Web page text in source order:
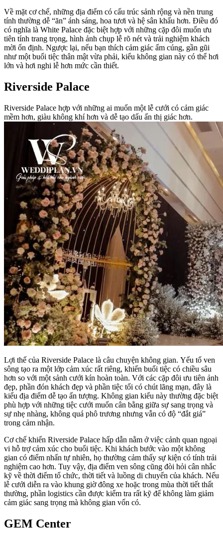
Về mặt cơ chế, những địa điểm có cấu trúc sảnh rộng và nền trung
tính thường dễ “ăn” ánh sáng, hoa tươi và hệ sân khấu hơn. Điều đó
có nghĩa là White Palace đặc biệt hợp với những cặp đôi muốn ưu
tiên tính trang trọng, hình ảnh chụp lễ rõ nét và trải nghiệm khách
mời ổn định. Ngược lại, nếu bạn thích cảm giác ấm cúng, gần gũi
như một buổi tiệc thân mật vừa phải, kiểu không gian này có thể hơi
lớn và hơi nghi lễ hơn mức cần thiết.
Riverside Palace
Riverside Palace hợp với những ai muốn một lễ cưới có cảm giác
mềm hơn, giàu không khí hơn và dễ tạo dấu ấn thị giác hơn.
Lợi thế của Riverside Palace là câu chuyện không gian. Yếu tố ven
sông tạo ra một lớp cảm xúc rất riêng, khiến buổi tiệc có chiều sâu
hơn so với một sảnh cưới kín hoàn toàn. Với các cặp đôi ưu tiên ảnh
đẹp, phần đón khách đẹp và phần tiệc tối có chút lãng mạn, đây là
kiểu địa điểm dễ tạo ấn tượng. Không gian kiểu này thường đặc biệt
phù hợp với những tiệc cưới muốn cân bằng giữa sự sang trọng và
sự nhẹ nhàng, không quá phô trương nhưng vẫn có độ “đắt giá”
trong cảm nhận.
Cơ chế khiến Riverside Palace hấp dẫn nằm ở việc cảnh quan ngoại
vi hỗ trợ cảm xúc cho buổi tiệc. Khi khách bước vào một không
gian có điểm nhấn tự nhiên, họ thường cảm thấy sự kiện có tính trải
nghiệm cao hơn. Tuy vậy, địa điểm ven sông cũng đòi hỏi cân nhắc
kỹ về thời điểm tổ chức, thời tiết và luồng di chuyển của khách. Nếu
lễ cưới diễn ra vào khung giờ đông xe hoặc trong mùa thời tiết thất
thường, phần logistics cần được kiểm tra rất kỹ để không làm giảm
cảm giác sang trọng mà không gian vốn có.
GEM Center